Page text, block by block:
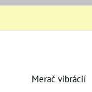
Merač vibrácií